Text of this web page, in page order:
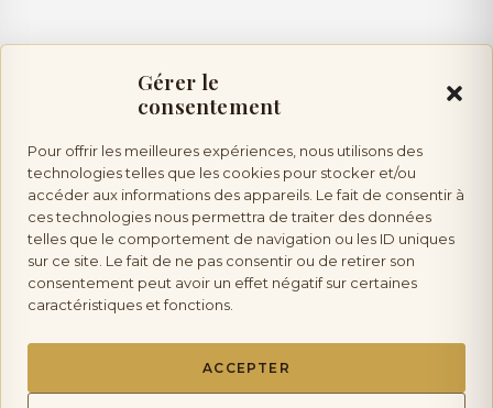
Gérer le
consentement
Pour offrir les meilleures expériences, nous utilisons des
technologies telles que les cookies pour stocker et/ou
accéder aux informations des appareils. Le fait de consentir à
ces technologies nous permettra de traiter des données
telles que le comportement de navigation ou les ID uniques
sur ce site. Le fait de ne pas consentir ou de retirer son
consentement peut avoir un effet négatif sur certaines
caractéristiques et fonctions.
ACCEPTER
Vente d’alcool :l’abus d’alcool est dangereux pour la
santé, à consommer avec modération. Vente interdite aux mineurs.
Les Saveurs de Provence